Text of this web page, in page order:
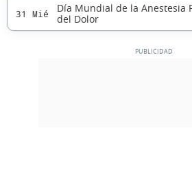
31 Mié
Día Mundial de la Anestesia
del Dolor